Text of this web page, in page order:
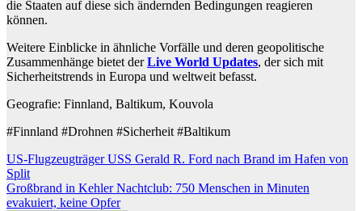
die Staaten auf diese sich ändernden Bedingungen reagieren
können.
Weitere Einblicke in ähnliche Vorfälle und deren geopolitische
Zusammenhänge bietet derLive World Updates, der sich mit
Sicherheitstrends in Europa und weltweit befasst.
Geografie: Finnland, Baltikum, Kouvola
#Finnland #Drohnen #Sicherheit #Baltikum
Beitragsnavigation
US-Flugzeugträger USS Gerald R. Ford nach Brand im Hafen von
Split
Großbrand in Kehler Nachtclub: 750 Menschen in Minuten
evakuiert, keine Opfer